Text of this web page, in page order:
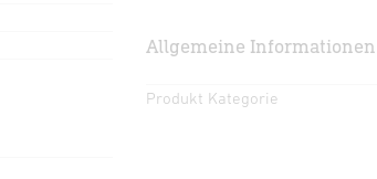
Allgemeine Informationen
Produkt Kategorie